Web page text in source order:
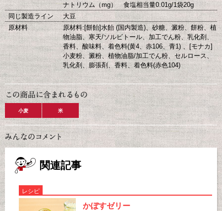
ナトリウム（mg） 食塩相当量0.01g/1袋20g
同じ製造ライン
大豆
原材料
原材料:[餅飴]水飴 (国内製造)、砂糖、澱粉、餅粉、植
物油脂、寒天/ソルビトール、加工でん粉、乳化剤、
香料、酸味料、着色料(黄4、赤106、青1) 、[モナカ]
小麦粉、澱粉、植物油脂/加工でん粉、セルロース、
乳化剤、膨張剤、香料、着色料(赤色104)
小麦 米
関連記事
レシピ
かぼすゼリー